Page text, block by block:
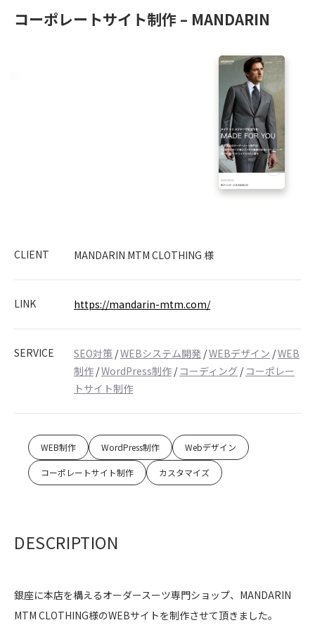
コーポレートサイト制作 – MANDARIN
CLIENT MANDARIN MTM CLOTHING 様
LINK https://mandarin-mtm.com/
SERVICE SEO対策 /WEBシステム開発 /WEBデザイン /WEB
制作 /WordPress制作 / コーディング / コーポレー
トサイト制作
WEB制作 WordPress制作 Webデザイン
コーポレートサイト制作 カスタマイズ
DESCRIPTION
銀座に本店を構えるオーダースーツ専門ショップ、MANDARIN
MTM CLOTHING様のWEBサイトを制作させて頂きました。